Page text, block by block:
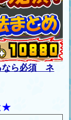
なら必須 ネ
★